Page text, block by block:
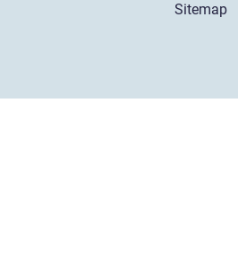
Sitemap